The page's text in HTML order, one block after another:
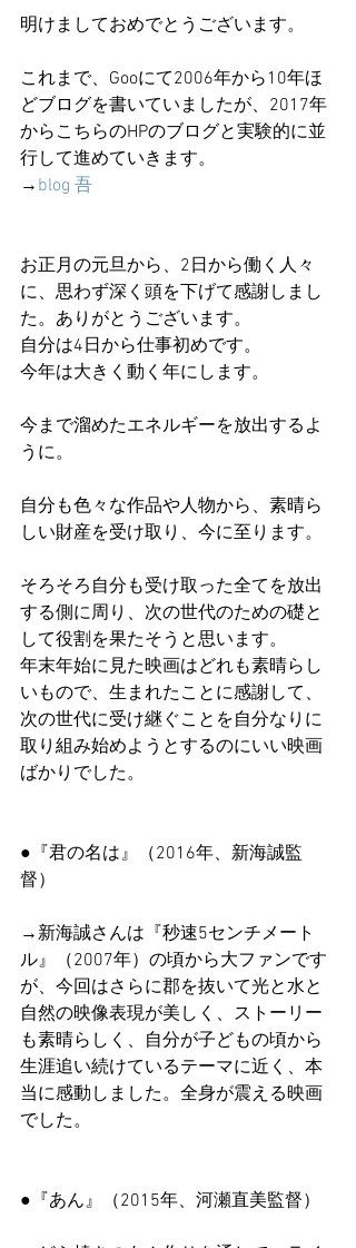
明けましておめでとうございます。
これまで、Gooにて2006年から10年ほ
どブログを書いていましたが、2017年
からこちらのHPのブログと実験的に並
行して進めていきます。
→ blog 吾
お正月の元旦から、2日から働く人々
に、思わず深く頭を下げて感謝しまし
た。ありがとうございます。
自分は4日から仕事初めです。
今年は大きく動く年にします。
今まで溜めたエネルギーを放出するよ
うに。
自分も色々な作品や人物から、素晴ら
しい財産を受け取り、今に至ります。
そろそろ自分も受け取った全てを放出
する側に周り、次の世代のための礎と
して役割を果たそうと思います。
年末年始に見た映画はどれも素晴らし
いもので、生まれたことに感謝して、
次の世代に受け継ぐことを自分なりに
取り組み始めようとするのにいい映画
ばかりでした。
●『君の名は』（2016年、新海誠監
督）
→新海誠さんは『秒速5センチメート
ル』（2007年）の頃から大ファンです
が、今回はさらに郡を抜いて光と水と
自然の映像表現が美しく、ストーリー
も素晴らしく、自分が子どもの頃から
生涯追い続けているテーマに近く、本
当に感動しました。全身が震える映画
でした。
●『あん』（2015年、河瀬直美監督）